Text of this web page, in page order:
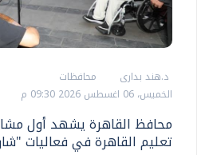
د.هند بدارى
محافظات
الخميس، 06 اغسطس 2026 09:30 م
محافظ القاهرة يشهد أول
تعليم القاهرة في فعاليات